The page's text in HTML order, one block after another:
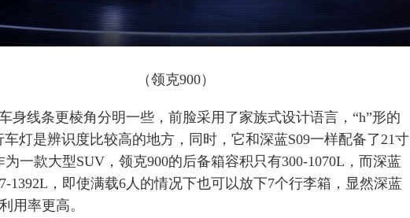
（领克900）
身线条更棱角分明一些，前脸采用了家族式设计语言，“h”形的
灯是辨识度比较高的地方，同时，它和深蓝S09一样配备了21寸
为一款大型SUV，领克900的后备箱容积只有300-1070L，而深蓝
1392L，即使满载6人的情况下也可以放下7个行李箱，显然深蓝
用率更高。